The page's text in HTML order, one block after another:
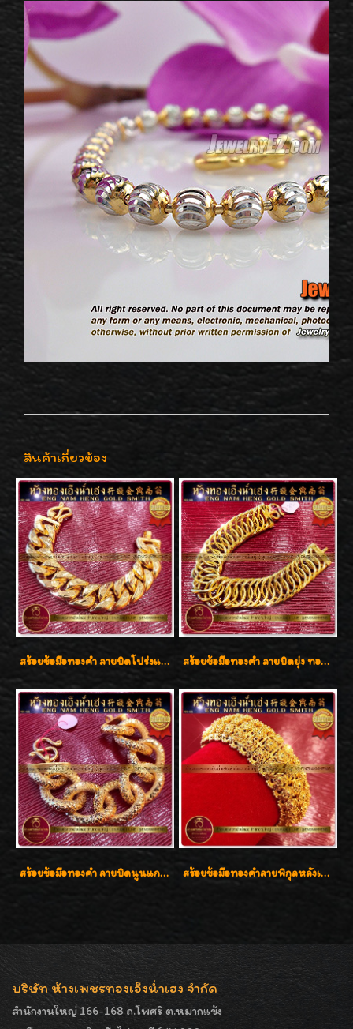
สินค้าเกี่ยวข้อง
สร้อยข้อมือทองคำ ลายบิดโปร่งแกะลาย ทองคำ 96.5% น้ำหนัก 5 บาท สวยค่ะ สร้อยข้อมือทองคำ ลายบิดยุ่ง ทองคำ 96.5% น้ำหนัก 3 บาท สวยน่าสะสมค่ะ
สร้อยข้อมือทองคำ ลายบิดนูนแกะลาย ทองคำ 96.5% น้ำหนัก 5 บาท สวยค่ะ สร้อยข้อมือทองคำลายพิกุลหลังเต่า น้ำหนัก 86.6g ( 5.71 บาท ) หน้ากว้าง 20 มิล
บริษัท ห้างเพชรทองเอ็งน่ำเฮง จำกัด
สำนักงานใหญ่ 166-168 ถ.โพศรี ต.หมากแข้ง